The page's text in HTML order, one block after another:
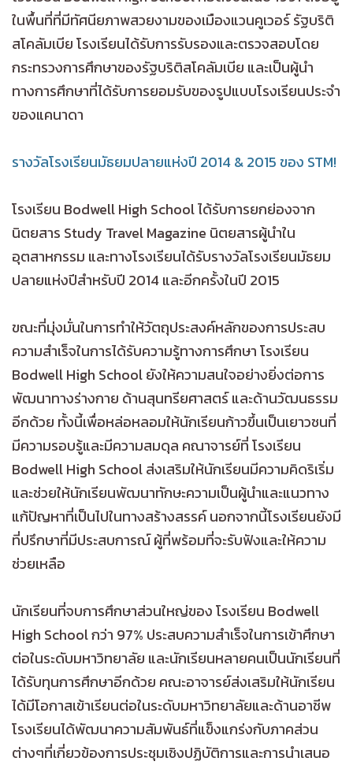
ในพื้นที่ที่มีทัศนียภาพสวยงามของเมืองแวนคูเวอร์ รัฐบริติ
สโคลัมเบีย โรงเรียนได้รับการรับรองและตรวจสอบโดย
กระทรวงการศึกษาของรัฐบริติสโคลัมเบีย และเป็นผู้นำ
ทางการศึกษาที่ได้รับการยอมรับของรูปแบบโรงเรียนประจำ
ของแคนาดา
รางวัลโรงเรียนมัธยมปลายแห่งปี 2014 & 2015 ของ STM!
โรงเรียน Bodwell High School ได้รับการยกย่องจาก
นิตยสาร Study Travel Magazine นิตยสารผู้นำใน
อุตสาหกรรม และทางโรงเรียนได้รับรางวัลโรงเรียนมัธยม
ปลายแห่งปีสำหรับปี 2014 และอีกครั้งในปี 2015
ขณะที่มุ่งมั่นในการทำให้วัตถุประสงค์หลักของการประสบ
ความสำเร็จในการได้รับความรู้ทางการศึกษา โรงเรียน
Bodwell High School ยังให้ความสนใจอย่างยิ่งต่อการ
พัฒนาทางร่างกาย ด้านสุนทรียศาสตร์ และด้านวัฒนธรรม
อีกด้วย ทั้งนี้เพื่อหล่อหลอมให้นักเรียนก้าวขึ้นเป็นเยาวชนที่
มีความรอบรู้และมีความสมดุล คณาจารย์ที่ โรงเรียน
Bodwell High School ส่งเสริมให้นักเรียนมีความคิดริเริ่ม
และช่วยให้นักเรียนพัฒนาทักษะความเป็นผู้นำและแนวทาง
แก้ปัญหาที่เป็นไปในทางสร้างสรรค์ นอกจากนี้โรงเรียนยังมี
ที่ปรึกษาที่มีประสบการณ์ ผู้ที่พร้อมที่จะรับฟังและให้ความ
ช่วยเหลือ
นักเรียนที่จบการศึกษาส่วนใหญ่ของ โรงเรียน Bodwell
High School กว่า 97% ประสบความสำเร็จในการเข้าศึกษา
ต่อในระดับมหาวิทยาลัย และนักเรียนหลายคนเป็นนักเรียนที่
ได้รับทุนการศึกษาอีกด้วย คณะอาจารย์ส่งเสริมให้นักเรียน
ได้มีโอกาสเข้าเรียนต่อในระดับมหาวิทยาลัยและด้านอาชีพ
โรงเรียนได้พัฒนาความสัมพันธ์ที่แข็งแกร่งกับภาคส่วน
ต่างๆที่เกี่ยวข้องการประชุมเชิงปฏิบัติการและการนำเสนอ